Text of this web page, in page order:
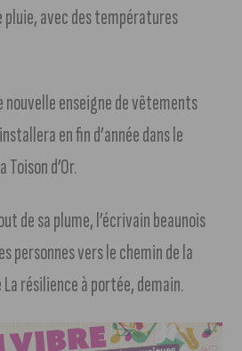
pluie, avec des températures
nouvelle enseigne de vêtements
en fin d’année dans le
d’Or.
de sa plume, l’écrivain beaunois
personnes vers le chemin de la
résilience à portée, demain.